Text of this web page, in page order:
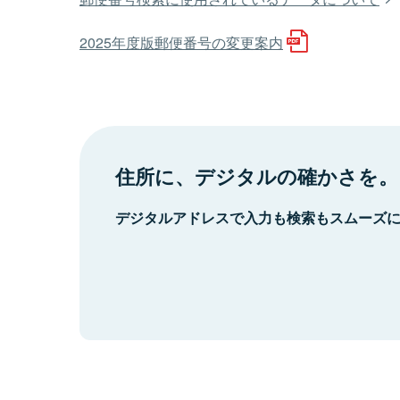
2025年度版郵便番号の変更案内
住所に、デジタルの確かさを。
デジタルアドレスで入力も検索もスムーズ